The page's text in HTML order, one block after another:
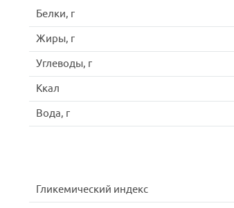
Белки, г
Жиры, г
Углеводы, г
Ккал
Вода, г
Гликемический индекс